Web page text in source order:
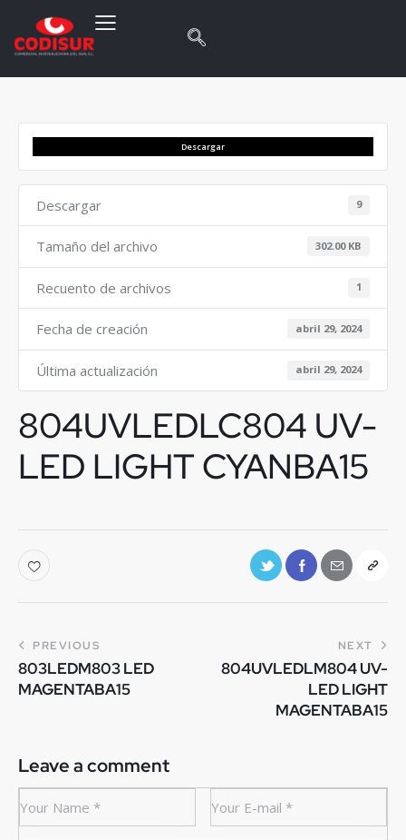
Descargar
Descargar 9
Tamaño del archivo 302.00 KB
Recuento de archivos 1
Fecha de creación abril 29, 2024
Última actualización abril 29, 2024
804UVLEDLC804 UV-
LED LIGHT CYANBA15
PREVIOUS
803LEDM803 LED
MAGENTABA15
NEXT
804UVLEDLM804 UV-
LED LIGHT
MAGENTABA15
Leave a comment